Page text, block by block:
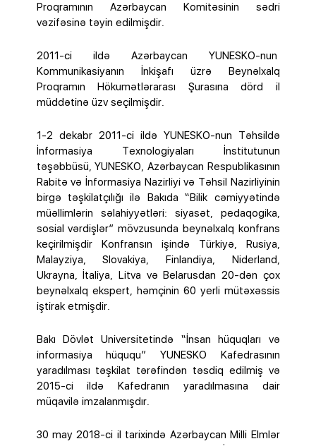
Proqramının Azərbaycan Komitəsinin sədri
vəzifəsinə təyin edilmişdir.
2011-ci ildə Azərbaycan YUNESKO-nun
Kommunikasiyanın İnkişafı üzrə Beynəlxalq
Proqramın Hökumətlərarası Şurasına dörd il
müddətinə üzv seçilmişdir.
1-2 dekabr 2011-ci ildə YUNESKO-nun Təhsildə
İnformasiya Texnologiyaları İnstitutunun
təşəbbüsü, YUNESKO, Azərbaycan Respublikasının
Rabitə və İnformasiya Nazirliyi və Təhsil Nazirliyinin
birgə təşkilatçılığı ilə Bakıda “Bilik cəmiyyətində
müəllimlərin səlahiyyətləri: siyasət, pedaqogika,
sosial vərdişlər” mövzusunda beynəlxalq konfrans
keçirilmişdir Konfransın işində Türkiyə, Rusiya,
Malayziya, Slovakiya, Finlandiya, Niderland,
Ukrayna, İtaliya, Litva və Belarusdan 20-dən çox
beynəlxalq ekspert, həmçinin 60 yerli mütəxəssis
iştirak etmişdir.
Bakı Dövlət Universitetində “İnsan hüquqları və
informasiya hüququ” YUNESKO Kafedrasının
yaradılması təşkilat tərəfindən təsdiq edilmiş və
2015-ci ildə Kafedranın yaradılmasına dair
müqavilə imzalanmışdır.
30 may 2018-ci il tarixində Azərbaycan Milli Elmlər